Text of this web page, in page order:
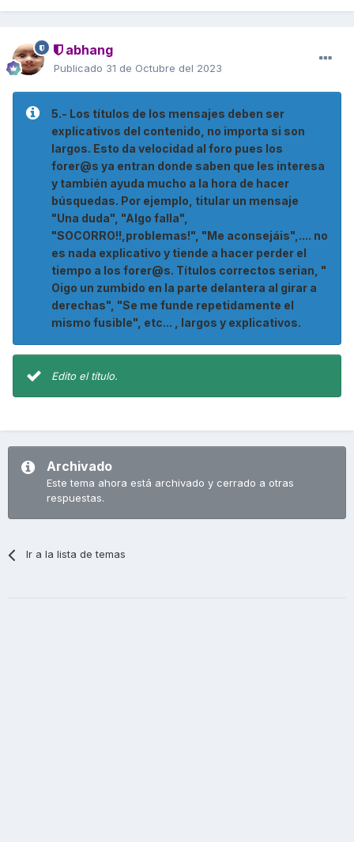
abhang
Publicado 31 de Octubre del 2023
5.- Los títulos de los mensajes deben ser
explicativos del contenido, no importa si son
largos. Esto da velocidad al foro pues los
forer@s ya entran donde saben que les interesa
y también ayuda mucho a la hora de hacer
búsquedas. Por ejemplo, titular un mensaje
"Una duda", "Algo falla",
"SOCORRO!!,problemas!", "Me aconsejáis",.... no
es nada explicativo y tiende a hacer perder el
tiempo a los forer@s. Títulos correctos serian, "
Oigo un zumbido en la parte delantera al girar a
derechas", "Se me funde repetidamente el
mismo fusible", etc... , largos y explicativos.
Edito el título.
Archivado
Este tema ahora está archivado y cerrado a otras
respuestas.
Ir a la lista de temas